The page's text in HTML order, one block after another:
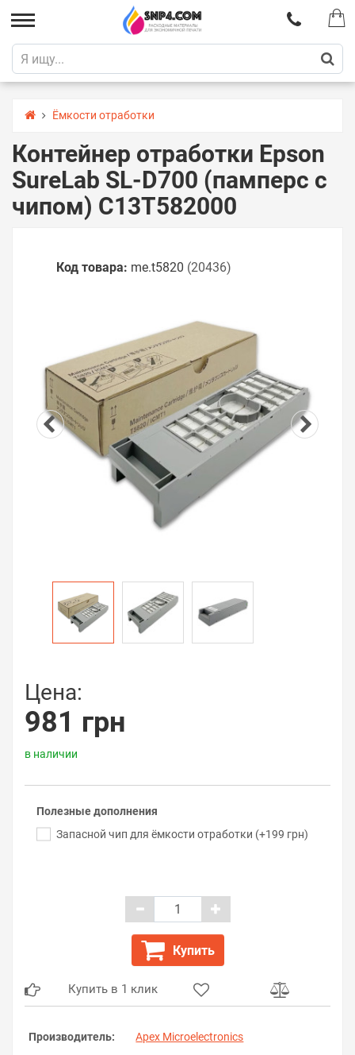
Ёмкости отработки
Контейнер отработки Epson
SureLab SL-D700 (памперс с
чипом) C13T582000
Код товара: me.t5820 (20436)
Цена:
981 грн
в наличии
Полезные дополнения
Запасной чип для ёмкости отработки (+199 грн)
Купить
Купить в 1 клик
Производитель: Apex Microelectronics